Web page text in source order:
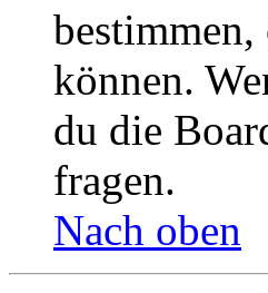
können.
du die
fragen.
Nach oben